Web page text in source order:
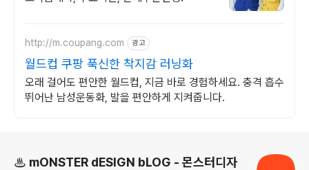
http://m.coupang.com 광고
월드컵 쿠팡 푹신한 착지감 러닝화
오래 걸어도 편안한 월드컵, 지금 바로 경험하세요. 충격 흡수
뛰어난 남성운동화, 발을 편안하게 지켜줍니다.
♨ mONSTER dESIGN bLOG - 몬스터디자